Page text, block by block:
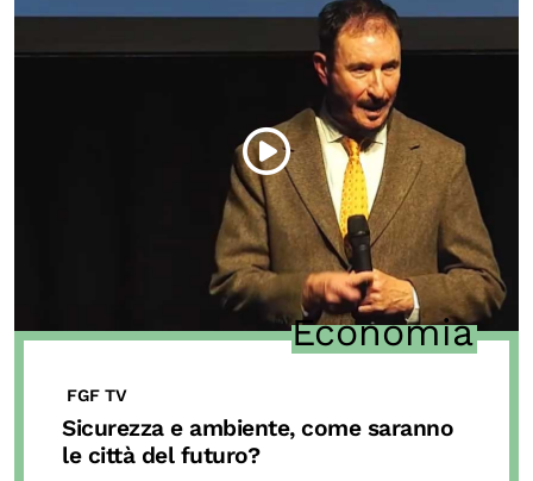
Economia
FGF TV
Sicurezza e ambiente, come saranno
le città del futuro?